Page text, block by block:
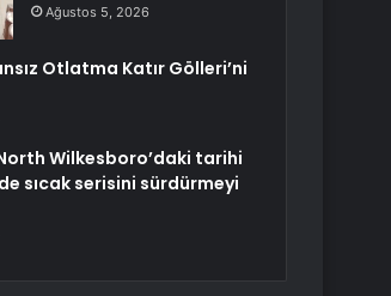
Ağustos 5, 2026
Otlatma Katır Gölleri’ni
Wilkesboro’daki tarihi
sıcak serisini sürdürmeyi